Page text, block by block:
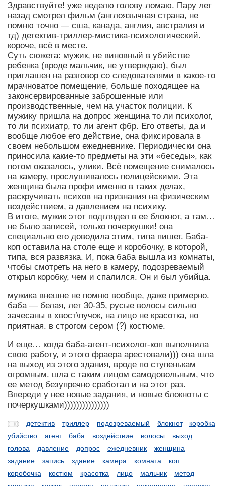
Здравствуйте! уже неделю голову ломаю. Пару лет
назад смотрел фильм (англоязычная страна, не
помню точно — сша, канада, англия, австралия и
тд) детектив-триллер-мистика-психологический.
короче, всё в месте.
Суть сюжета: мужик, не виновный в убийстве
ребенка (вроде мальчик, не утверждаю), был
приглашен на разговор со следователями в какое-то
мрачноватое помещение, больше походящее на
законсервированные заброшенные или
производственные, чем на участок полиции. К
мужику пришла на допрос женщина то ли психолог,
то ли психиатр, то ли агент фбр. Его ответы, да и
вообще любое его действие, она фиксировала в
своем небольшом ежедневнике. Периодически она
приносила какие-то предметы на эти «беседы», как
потом оказалось, улики. Всё помещение снималось
на камеру, прослушивалось полицейскими. Эта
женщина была профи именно в таких делах,
раскручивать психов на признания на физическим
воздействием, а давлением на психику.
В итоге, мужик этот подглядел в ее блокнот, а там…
не было записей, только почеркушки! она
специально его доводила этим, типа пишет. Баба-
коп оставила на столе еще и коробочку, в которой,
типа, вся развязка. И, пока баба вышла из комнаты,
чтобы смотреть на него в камеру, подозреваемый
открыл коробку, чем и спалился. Он и был убийца.
мужика внешне не помню вообще, даже примерно.
баба — белая, лет 30-35, русые волосы сильно
зачесаны в хвост\пучок, на лицо не красотка, но
приятная. в строгом сером (?) костюме.
И еще… когда баба-агент-психолог-коп выполнила
свою работу, и этого фраера арестовали))) она шла
на выход из этого здания, вроде по ступенькам
огромным. шла с таким лицом самодовольным, что
ее метод безупречно сработал и на этот раз.
Впереди у нее новые задания, и новые блокноты с
почеркушками)))))))))))))))
детектив триллер подозреваемый блокнот
коробка
убийство
агент баба воздействие волосы
выход
голова
давление допрос ежедневник
женщина
задание
запись здание камера комната
коп
коробочка
костюм красотка лицо мальчик
метод